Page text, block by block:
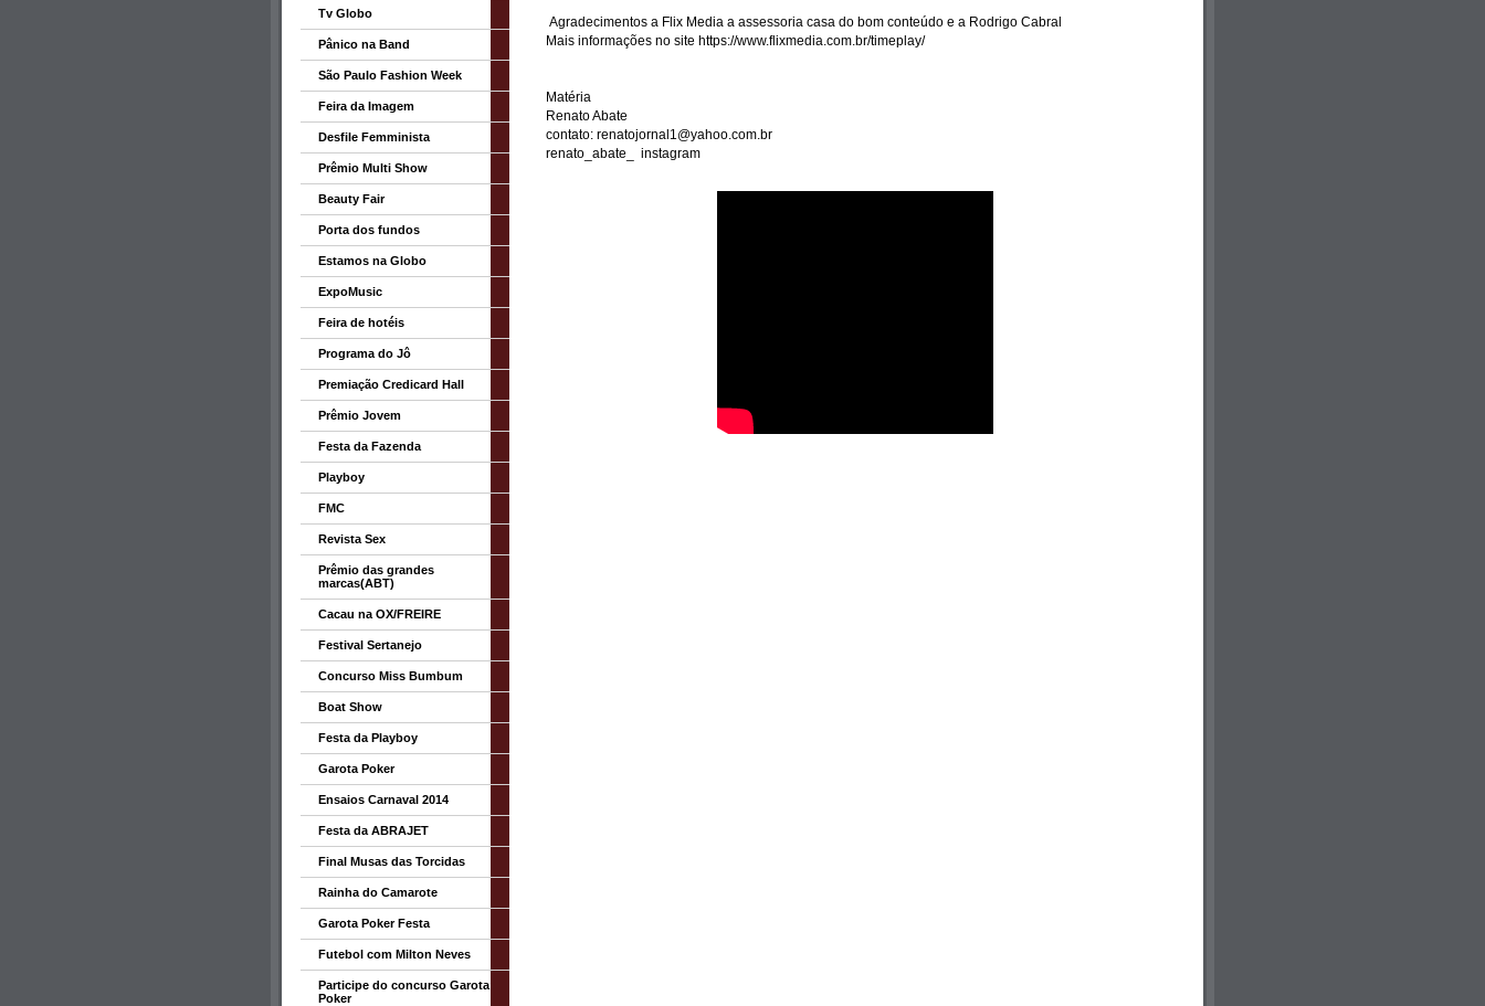
Agradecimentos a Flix Media a assessoria casa do bom conteúdo e a Rodrigo Cabral
Mais informações no site https://www.flixmedia.com.br/timeplay/
Matéria
Renato Abate
contato: renatojornal1@yahoo.com.br
renato_abate_ instagram
Tv Globo
Pânico na Band
São Paulo Fashion Week
Feira da Imagem
Desfile Femminista
Prêmio Multi Show
Beauty Fair
Porta dos fundos
Estamos na Globo
ExpoMusic
Feira de hotéis
Programa do Jô
Premiação Credicard Hall
Prêmio Jovem
Festa da Fazenda
Playboy
FMC
Revista Sex
Prêmio das grandes
marcas(ABT)
Cacau na OX/FREIRE
Festival Sertanejo
Concurso Miss Bumbum
Boat Show
Festa da Playboy
Garota Poker
Ensaios Carnaval 2014
Festa da ABRAJET
Final Musas das Torcidas
Rainha do Camarote
Garota Poker Festa
Futebol com Milton Neves
Participe do concurso Garota
Poker